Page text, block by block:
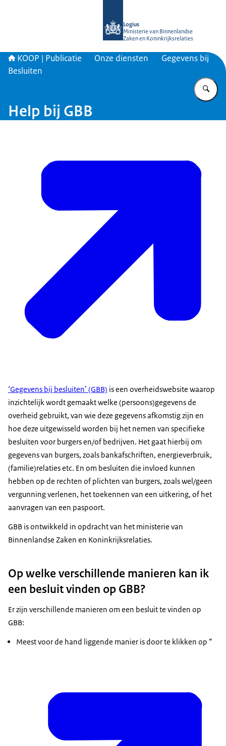
Logius
Ministerie van Binnenlandse
Zaken en Koninkrijksrelaties
KOOP | Publicatie Onze diensten
Gegevens bij
Besluiten
Help bij GBB
‘Gegevens bij besluiten’ (GBB) is een overheidswebsite waarop
inzichtelijk wordt gemaakt welke (persoons)gegevens de
overheid gebruikt, van wie deze gegevens afkomstig zijn en
hoe deze uitgewisseld worden bij het nemen van specifieke
besluiten voor burgers en/of bedrijven. Het gaat hierbij om
gegevens van burgers, zoals bankafschriften, energieverbruik,
(familie)relaties etc. En om besluiten die invloed kunnen
hebben op de rechten of plichten van burgers, zoals wel/geen
vergunning verlenen, het toekennen van een uitkering, of het
aanvragen van een paspoort.
GBB is ontwikkeld in opdracht van het ministerie van
Binnenlandse Zaken en Koninkrijksrelaties.
Op welke verschillende manieren kan ik
een besluit vinden op GBB?
Er zijn verschillende manieren om een besluit te vinden op
GBB:
Meest voor de hand liggende manier is door te klikken op “